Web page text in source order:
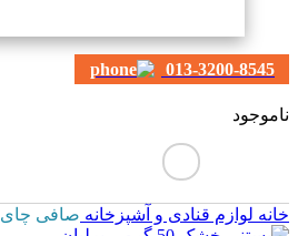
013-3200-8545
ناموجود
خانه لوازم قنادی و آشپزخانه صافی چای 8 سانت ویلمس